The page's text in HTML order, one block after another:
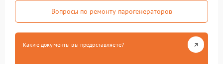
Вопросы по ремонту парогенераторов
Какие документы вы предоставляете?